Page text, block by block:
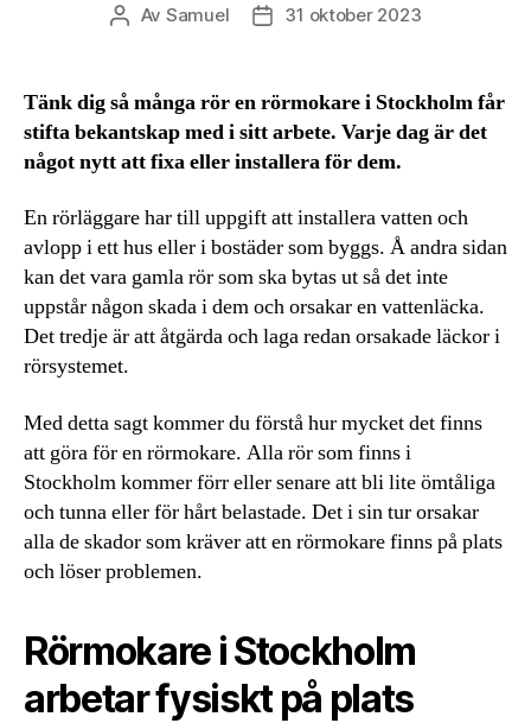
Inläggsförfattare
Av Samuel Inläggsdatum
31 oktober 2023
Tänk dig så många rör en rörmokare i Stockholm får
stifta bekantskap med i sitt arbete. Varje dag är det
något nytt att fixa eller installera för dem.
En rörläggare har till uppgift att installera vatten och
avlopp i ett hus eller i bostäder som byggs. Å andra sidan
kan det vara gamla rör som ska bytas ut så det inte
uppstår någon skada i dem och orsakar en vattenläcka.
Det tredje är att åtgärda och laga redan orsakade läckor i
rörsystemet.
Med detta sagt kommer du förstå hur mycket det finns
att göra för en rörmokare. Alla rör som finns i
Stockholm kommer förr eller senare att bli lite ömtåliga
och tunna eller för hårt belastade. Det i sin tur orsakar
alla de skador som kräver att en rörmokare finns på plats
och löser problemen.
Rörmokare i Stockholm
arbetar fysiskt på plats